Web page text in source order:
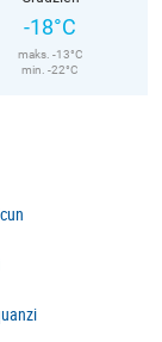
-18°C
maks. -13°C
min. -22°C